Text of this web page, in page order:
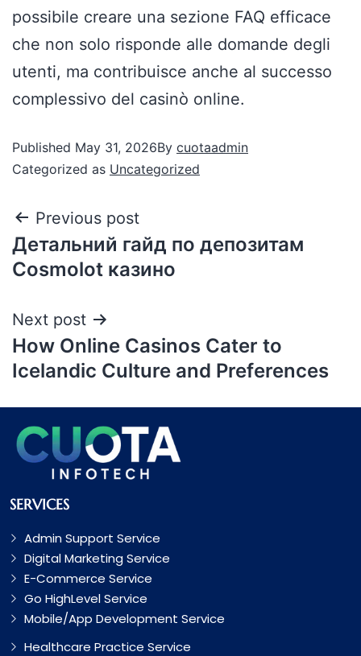
possibile creare una sezione FAQ efficace
che non solo risponde alle domande degli
utenti, ma contribuisce anche al successo
complessivo del casinò online.
Published May 31, 2026By cuotaadmin
Categorized as Uncategorized
Previous post
Детальний гайд по депозитам
Cosmolot казино
Next post
How Online Casinos Cater to
Icelandic Culture and Preferences
SERVICES
Admin Support Service
Digital Marketing Service
E-Commerce Service
Go HighLevel Service
Mobile/App Development Service
Healthcare Practice Service